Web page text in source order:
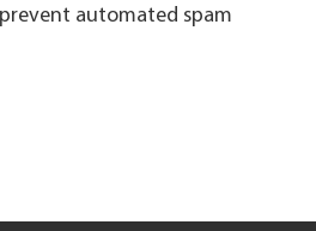
automated spam